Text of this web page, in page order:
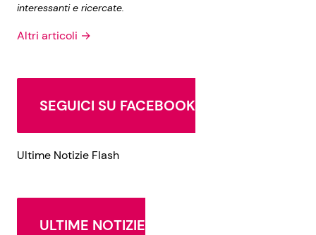
interessanti e ricercate.
Altri articoli →
SEGUICI SU FACEBOOK
Ultime Notizie Flash
ULTIME NOTIZIE